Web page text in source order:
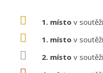
1. místo v soutěži
1. místo v soutěži
2. místo v soutěži